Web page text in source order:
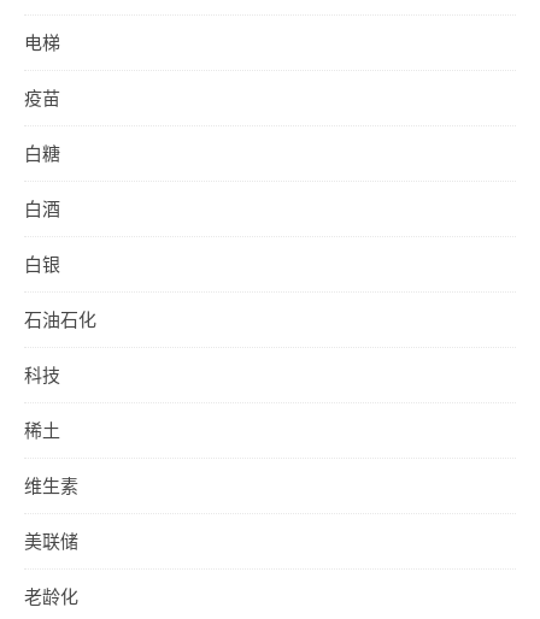
电梯
疫苗
白糖
白酒
白银
石油石化
科技
稀土
维生素
美联储
老龄化